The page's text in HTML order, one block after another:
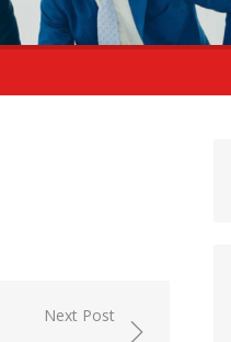
Next Post